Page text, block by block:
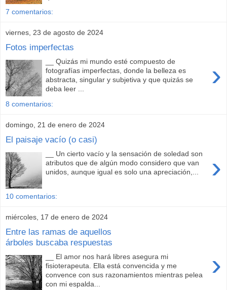
7 comentarios:
viernes, 23 de agosto de 2024
Fotos imperfectas
›
__ Quizás mi mundo esté compuesto de
fotografías imperfectas, donde la belleza es
abstracta, singular y subjetiva y que quizás se
deba leer ...
8 comentarios:
domingo, 21 de enero de 2024
El paisaje vacío (o casi)
›
__ Un cierto vacío y la sensación de soledad son
atributos que de algún modo considero que van
unidos, aunque igual es solo una apreciación,...
10 comentarios:
miércoles, 17 de enero de 2024
Entre las ramas de aquellos
árboles buscaba respuestas
›
__ El amor nos hará libres asegura mi
fisioterapeuta. Ella está convencida y me
convence con sus razonamientos mientras pelea
con mi espalda...